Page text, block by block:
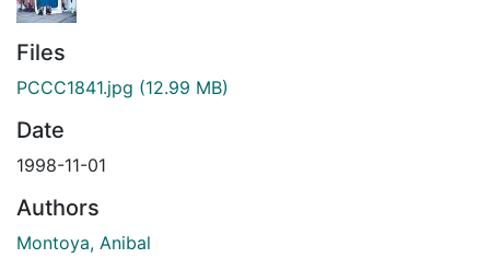
Files
PCCC1841.jpg (12.99 MB)
Date
1998-11-01
Authors
Montoya, Anibal